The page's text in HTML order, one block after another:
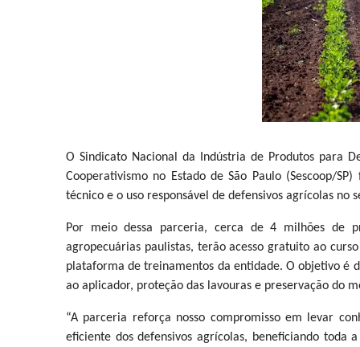
O Sindicato Nacional da Indústria de Produtos para
Cooperativismo no Estado de São Paulo (Sescoop/
técnico e o uso responsável de defensivos agrícolas no
Por meio dessa parceria, cerca de 4 milhões de
agropecuárias paulistas, terão acesso gratuito ao
plataforma de treinamentos da entidade. O objetivo é
ao aplicador, proteção das lavouras e preservação do
“A parceria reforça nosso compromisso em levar
eficiente dos defensivos agrícolas, beneficiando toda